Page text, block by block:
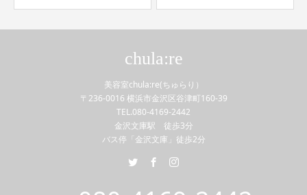
chula:re
美容室chula:re(ちゅらり）
〒236-0016 横浜市金沢区谷津町160-39
TEL.080-4169-2442
金沢文庫駅 徒歩3分
バス停「金沢文庫」徒歩2分